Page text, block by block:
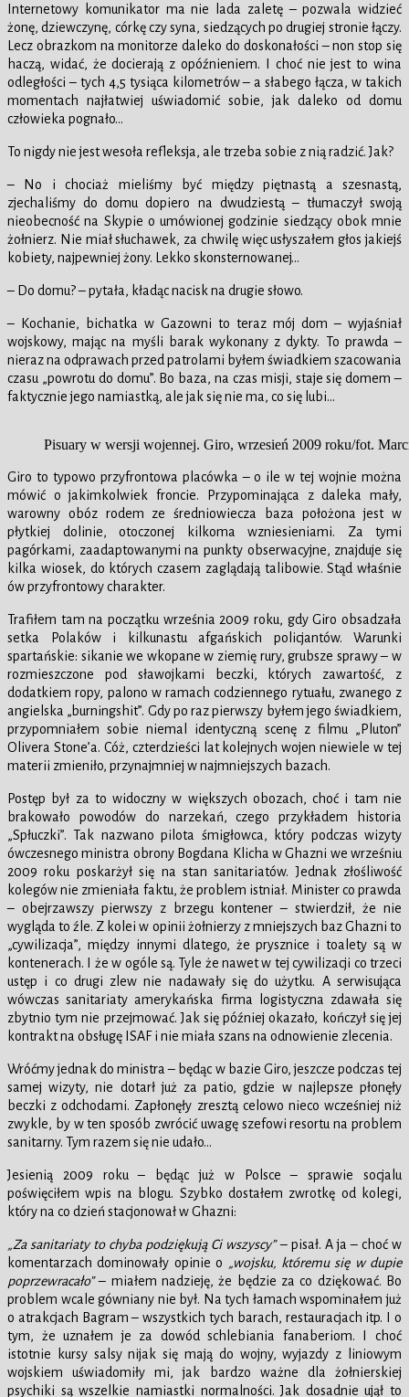
Internetowy komunikator ma nie lada zaletę – pozwala widzieć
żonę, dziewczynę, córkę czy syna, siedzących po drugiej stronie łączy.
Lecz obrazkom na monitorze daleko do doskonałości – non stop się
haczą, widać, że docierają z opóźnieniem. I choć nie jest to wina
odległości – tych 4,5 tysiąca kilometrów – a słabego łącza, w takich
momentach najłatwiej uświadomić sobie, jak daleko od domu
człowieka pognało…
To nigdy nie jest wesoła refleksja, ale trzeba sobie z nią radzić. Jak?
– No i chociaż mieliśmy być między piętnastą a szesnastą,
zjechaliśmy do domu dopiero na dwudziestą – tłumaczył swoją
nieobecność na Skypie o umówionej godzinie siedzący obok mnie
żołnierz. Nie miał słuchawek, za chwilę więc usłyszałem głos jakiejś
kobiety, najpewniej żony. Lekko skonsternowanej…
– Do domu? – pytała, kładąc nacisk na drugie słowo.
– Kochanie, bichatka w Gazowni to teraz mój dom – wyjaśniał
wojskowy, mając na myśli barak wykonany z dykty. To prawda –
nieraz na odprawach przed patrolami byłem świadkiem szacowania
czasu „powrotu do domu”. Bo baza, na czas misji, staje się domem –
faktycznie jego namiastką, ale jak się nie ma, co się lubi…
Pisuary w wersji wojennej. Giro, wrzesień 2009 roku/fot.
Giro to typowo przyfrontowa placówka – o ile w tej wojnie można
mówić o jakimkolwiek froncie. Przypominająca z daleka mały,
warowny obóz rodem ze średniowiecza baza położona jest w
płytkiej dolinie, otoczonej kilkoma wzniesieniami. Za tymi
pagórkami, zaadaptowanymi na punkty obserwacyjne, znajduje się
kilka wiosek, do których czasem zaglądają talibowie. Stąd właśnie
ów przyfrontowy charakter.
Trafiłem tam na początku września 2009 roku, gdy Giro obsadzała
setka Polaków i kilkunastu afgańskich policjantów. Warunki
spartańskie: sikanie we wkopane w ziemię rury, grubsze sprawy – w
rozmieszczone pod sławojkami beczki, których zawartość, z
dodatkiem ropy, palono w ramach codziennego rytuału, zwanego z
angielska „burningshit”. Gdy po raz pierwszy byłem jego świadkiem,
przypomniałem sobie niemal identyczną scenę z filmu „Pluton”
Olivera Stone’a. Cóż, czterdzieści lat kolejnych wojen niewiele w tej
materii zmieniło, przynajmniej w najmniejszych bazach.
Postęp był za to widoczny w większych obozach, choć i tam nie
brakowało powodów do narzekań, czego przykładem historia
„Spłuczki”. Tak nazwano pilota śmigłowca, który podczas wizyty
ówczesnego ministra obrony Bogdana Klicha w Ghazni we wrześniu
2009 roku poskarżył się na stan sanitariatów. Jednak złośliwość
kolegów nie zmieniała faktu, że problem istniał. Minister co prawda
– obejrzawszy pierwszy z brzegu kontener – stwierdził, że nie
wygląda to źle. Z kolei w opinii żołnierzy z mniejszych baz Ghazni to
„cywilizacja”, między innymi dlatego, że prysznice i toalety są w
kontenerach. I że w ogóle są. Tyle że nawet w tej cywilizacji co trzeci
ustęp i co drugi zlew nie nadawały się do użytku. A serwisująca
wówczas sanitariaty amerykańska firma logistyczna zdawała się
zbytnio tym nie przejmować. Jak się później okazało, kończył się jej
kontrakt na obsługę ISAF i nie miała szans na odnowienie zlecenia.
Wróćmy jednak do ministra – będąc w bazie Giro, jeszcze podczas tej
samej wizyty, nie dotarł już za patio, gdzie w najlepsze płonęły
beczki z odchodami. Zapłonęły zresztą celowo nieco wcześniej niż
zwykle, by w ten sposób zwrócić uwagę szefowi resortu na problem
sanitarny. Tym razem się nie udało…
Jesienią 2009 roku – będąc już w Polsce – sprawie socjalu
poświęciłem wpis na blogu. Szybko dostałem zwrotkę od kolegi,
który na co dzień stacjonował w Ghazni:
„Za sanitariaty to chyba podziękują Ci wszyscy”– pisał. A ja – choć w
komentarzach dominowały opinie o „wojsku, któremu się w dupie
poprzewracało”– miałem nadzieję, że będzie za co dziękować. Bo
problem wcale gówniany nie był. Na tych łamach wspominałem już
o atrakcjach Bagram – wszystkich tych barach, restauracjach itp. I o
tym, że uznałem je za dowód schlebiania fanaberiom. I choć
istotnie kursy salsy nijak się mają do wojny, wyjazdy z liniowym
wojskiem uświadomiły mi, jak bardzo ważne dla żołnierskiej
psychiki są wszelkie namiastki normalności. Jak dosadnie ujął to